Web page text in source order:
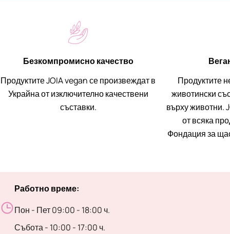
Безкомпромисно качество
Продуктите JOIA vegan се произвеждат в
Украйна от изключително качествени
съставки.
Продуктите
животински
върху животни.
от всяка
Фондация за
Работно време:
Пон - Пет 09:00 - 18:00 ч.
Събота - 10:00 - 17:00 ч.